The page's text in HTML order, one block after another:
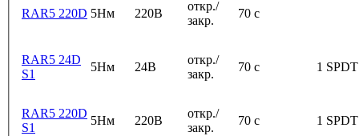
RAR5 220D 5Нм 220В
откр./
закр.
70 с
RAR5 24D
S1
5Нм 24В
откр./
закр.
70 с 1 SPDT
RAR5 220D
S1
5Нм 220В
откр./
закр.
70 с 1 SPDT